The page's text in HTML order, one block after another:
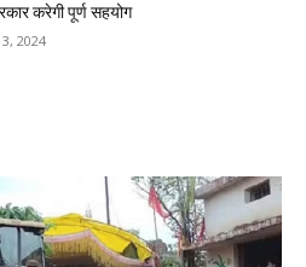
करेगी पूर्ण सहयोग
2024